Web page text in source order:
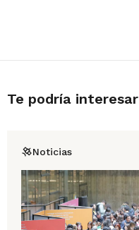
Te podría interesar
Noticias